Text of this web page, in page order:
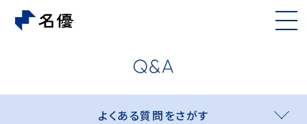
よくある質問をさがす